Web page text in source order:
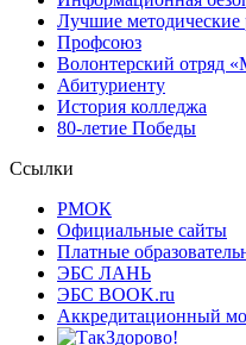
Лучшие методические
Профсоюз
Волонтерский отряд
Абитуриенту
История колледжа
80-летие Победы
Ссылки
РМОК
Официальные сайты
Платные
ЭБС ЛАНЬ
ЭБС BOOK.ru
Аккредитационный